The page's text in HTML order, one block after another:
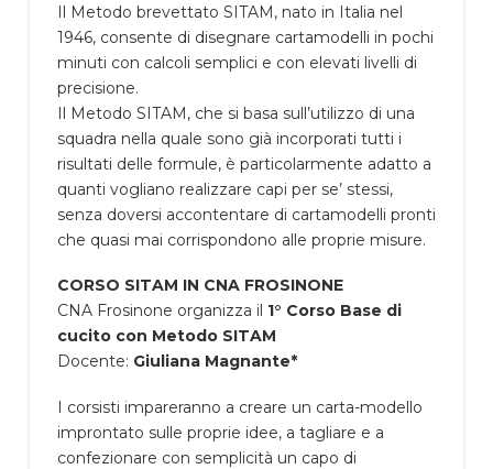
Il Metodo brevettato SITAM, nato in Italia nel
1946, consente di disegnare cartamodelli in pochi
minuti con calcoli semplici e con elevati livelli di
precisione.
Il Metodo SITAM, che si basa sull’utilizzo di una
squadra nella quale sono già incorporati tutti i
risultati delle formule, è particolarmente adatto a
quanti vogliano realizzare capi per se’ stessi,
senza doversi accontentare di cartamodelli pronti
che quasi mai corrispondono alle proprie misure.
CORSO SITAM IN CNA FROSINONE
CNA Frosinone organizza il 1° Corso Base di
cucito con Metodo SITAM
Docente: Giuliana Magnante*
I corsisti impareranno a creare un carta-modello
improntato sulle proprie idee, a tagliare e a
confezionare con semplicità un capo di